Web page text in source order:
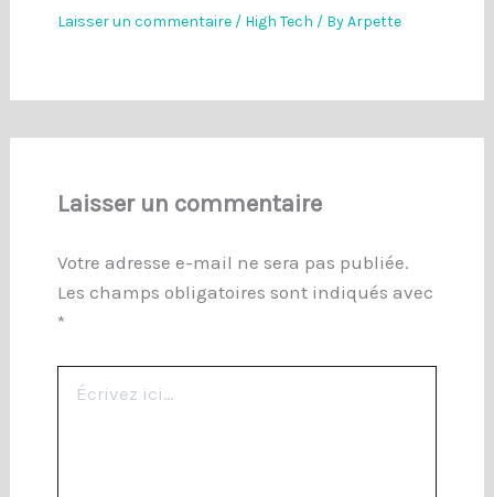
Laisser un commentaire / High Tech / ByArpette
Laisser un commentaire
Votre adresse e-mail ne sera pas publiée.
Les champs obligatoires sont indiqués avec
*
ici…